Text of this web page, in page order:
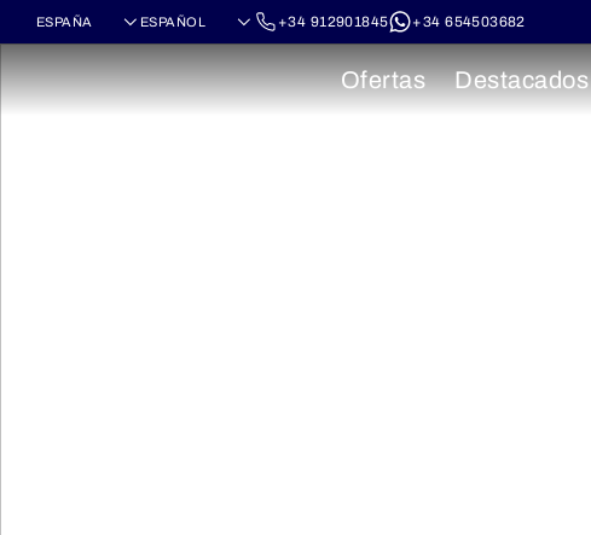
+34 912901845 +34 654503682
Ofertas Destacados